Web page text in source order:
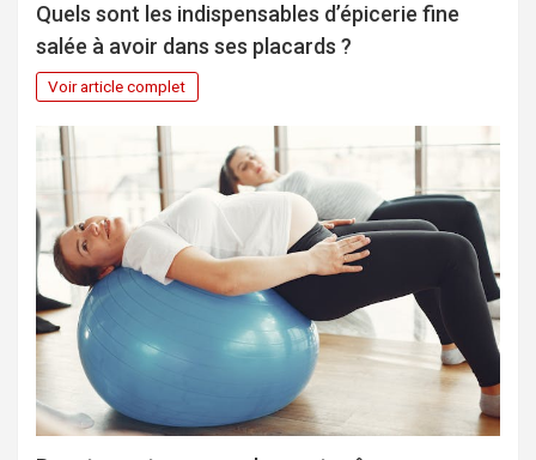
Quels sont les indispensables d’épicerie fine
salée à avoir dans ses placards ?
Voir article complet